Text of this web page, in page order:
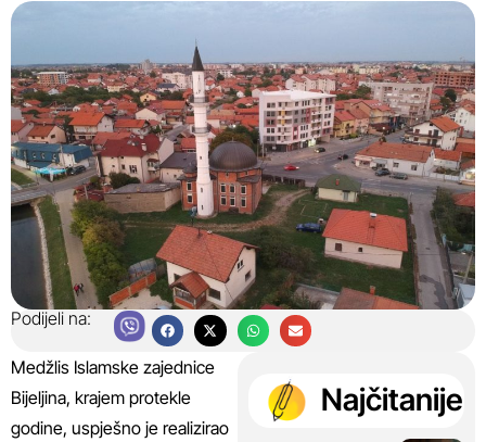
Podijeli na:
Medžlis Islamske zajednice
Bijeljina, krajem protekle
godine, uspješno je realizirao
Najčitanije